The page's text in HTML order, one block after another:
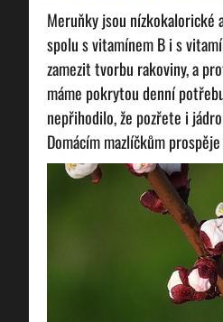
Meruňky jsou nízkokalorické
spolu s vitamínem B i s
zamezit tvorbu rakoviny, a
máme pokrytou denní
nepřihodilo, že pozřete i
Domácím mazlíčkům